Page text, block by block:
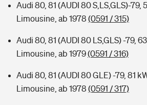
Audi 80, 81 (AUDI 80 S,LS,GLS)-79,
Limousine, ab 1978 (0591 / 315)
Audi 80, 81 (AUDI 80 LS,GLS) -79,
Limousine, ab 1979(0591 / 316)
Audi 80, 81 (AUDI 80 GLE) -79, 81
Limousine, ab 1978 (0591 / 317)